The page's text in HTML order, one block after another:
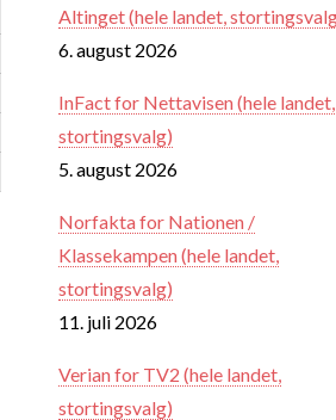
Altinget (hele landet,
6. august 2026
InFact for Nettavisen (hele landet,
stortingsvalg)
5. august 2026
Norfakta for Nationen /
Klassekampen (hele landet,
stortingsvalg)
11. juli 2026
Verian for TV2 (hele landet,
stortingsvalg)